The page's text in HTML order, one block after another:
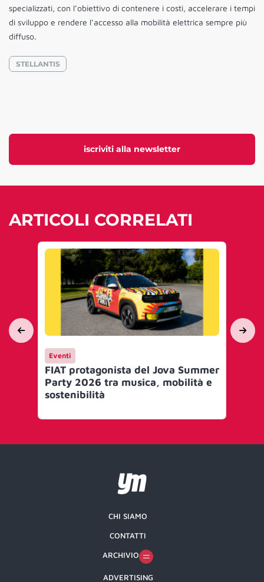
iscriviti alla newsletter
specializzati, con l’obiettivo di contenere i costi, accelerare i tempi
di sviluppo e rendere l’accesso alla mobilità elettrica sempre più
diffuso.
STELLANTIS
ARTICOLI CORRELATI
Eventi
FIAT protagonista del Jova Summer
Party 2026 tra musica, mobilità e
sostenibilità
CHI SIAMO
CONTATTI
ARCHIVIO
ADVERTISING